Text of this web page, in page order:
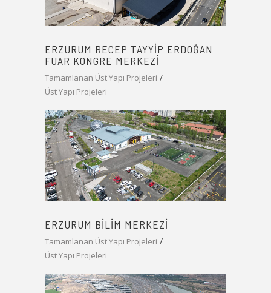
ERZURUM RECEP TAYYIP ERDOĞAN
FUAR KONGRE MERKEZI
Tamamlanan Üst Yapı Projeleri
Üst Yapı Projeleri
ERZURUM BILIM MERKEZI
Tamamlanan Üst Yapı Projeleri
Üst Yapı Projeleri